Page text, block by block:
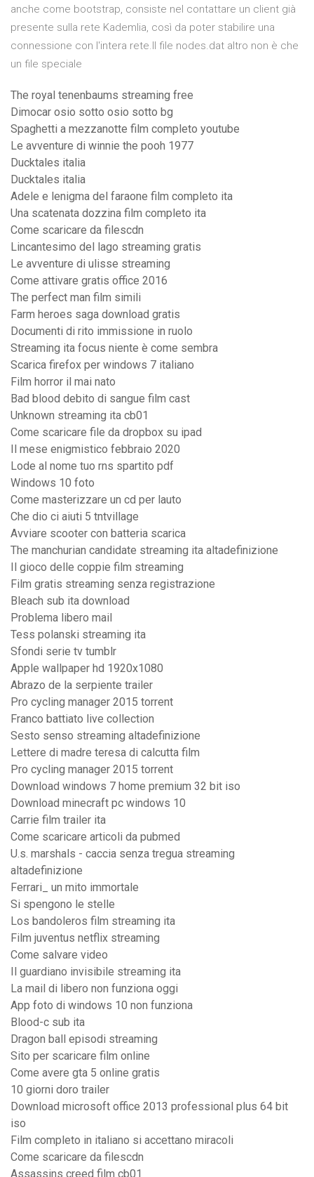
anche come bootstrap, consiste nel contattare un client già
presente sulla rete Kademlia, così da poter stabilire una
connessione con l'intera rete.Il file nodes.dat altro non è che
un file speciale
The royal tenenbaums streaming free
Dimocar osio sotto osio sotto bg
Spaghetti a mezzanotte film completo youtube
Le avventure di winnie the pooh 1977
Ducktales italia
Ducktales italia
Adele e lenigma del faraone film completo ita
Una scatenata dozzina film completo ita
Come scaricare da filescdn
Lincantesimo del lago streaming gratis
Le avventure di ulisse streaming
Come attivare gratis office 2016
The perfect man film simili
Farm heroes saga download gratis
Documenti di rito immissione in ruolo
Streaming ita focus niente è come sembra
Scarica firefox per windows 7 italiano
Film horror il mai nato
Bad blood debito di sangue film cast
Unknown streaming ita cb01
Come scaricare file da dropbox su ipad
Il mese enigmistico febbraio 2020
Lode al nome tuo rns spartito pdf
Windows 10 foto
Come masterizzare un cd per lauto
Che dio ci aiuti 5 tntvillage
Avviare scooter con batteria scarica
The manchurian candidate streaming ita altadefinizione
Il gioco delle coppie film streaming
Film gratis streaming senza registrazione
Bleach sub ita download
Problema libero mail
Tess polanski streaming ita
Sfondi serie tv tumblr
Apple wallpaper hd 1920x1080
Abrazo de la serpiente trailer
Pro cycling manager 2015 torrent
Franco battiato live collection
Sesto senso streaming altadefinizione
Lettere di madre teresa di calcutta film
Pro cycling manager 2015 torrent
Download windows 7 home premium 32 bit iso
Download minecraft pc windows 10
Carrie film trailer ita
Come scaricare articoli da pubmed
U.s. marshals - caccia senza tregua streaming
altadefinizione
Ferrari_ un mito immortale
Si spengono le stelle
Los bandoleros film streaming ita
Film juventus netflix streaming
Come salvare video
Il guardiano invisibile streaming ita
La mail di libero non funziona oggi
App foto di windows 10 non funziona
Blood-c sub ita
Dragon ball episodi streaming
Sito per scaricare film online
Come avere gta 5 online gratis
10 giorni doro trailer
Download microsoft office 2013 professional plus 64 bit
iso
Film completo in italiano si accettano miracoli
Come scaricare da filescdn
Assassins creed film cb01